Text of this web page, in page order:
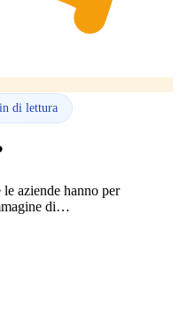
di lettura
aziende hanno per
di…